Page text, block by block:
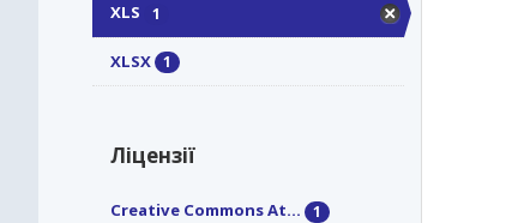
XLS 1
XLSX 1
Ліцензії
Creative Commons At... 1